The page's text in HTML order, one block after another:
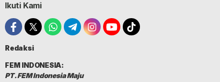
Ikuti Kami
Redaksi
FEM INDONESIA:
PT. FEM Indonesia Maju